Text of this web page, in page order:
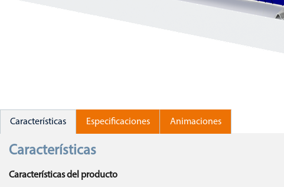
Características Especificaciones Animaciones
Características
Características del producto